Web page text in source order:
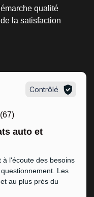
qualité
la satisfaction
Contrôlé
auto et
à l'écoute des besoins
Les
au plus près du